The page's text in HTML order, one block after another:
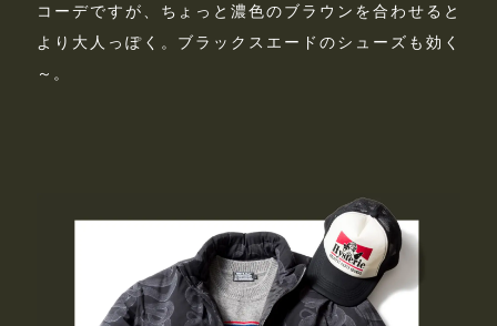
コーデですが、ちょっと濃色のブラウンを合わせると
より大人っぽく。ブラックスエードのシューズも効く
～。